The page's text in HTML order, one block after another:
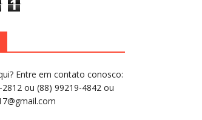
Entre em contato conosco:
ou (88) 99219-4842 ou